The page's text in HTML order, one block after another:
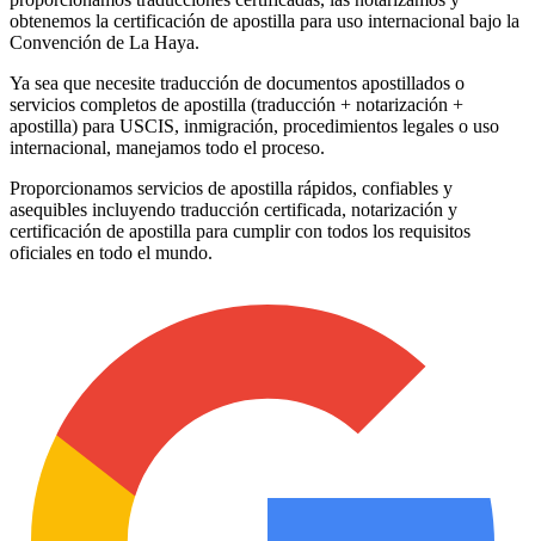
obtenemos la certificación de apostilla para uso internacional bajo la
Convención de La Haya.
Ya sea que necesite traducción de documentos apostillados o
servicios completos de apostilla (traducción + notarización +
apostilla) para USCIS, inmigración, procedimientos legales o uso
internacional, manejamos todo el proceso.
Proporcionamos servicios de apostilla rápidos, confiables y
asequibles incluyendo traducción certificada, notarización y
certificación de apostilla para cumplir con todos los requisitos
oficiales en todo el mundo.